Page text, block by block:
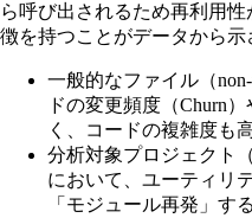
ら呼び出されるため再利用
徴を持つことがデータから示
一般的なファイル（
ドの変更頻度（Churn
く、コードの複雑度も
分析対象プロジェクト
において、ユーティリ
「モジュール再発」す